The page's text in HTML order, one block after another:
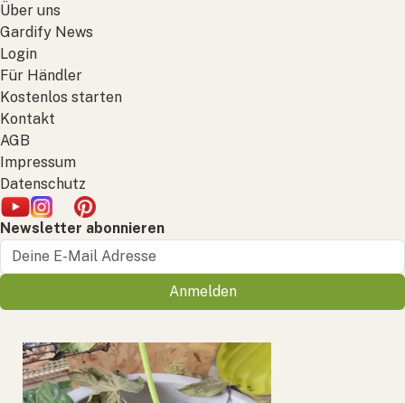
Über uns
Gardify News
Login
Für Händler
Kostenlos starten
Kontakt
AGB
Impressum
Datenschutz
Newsletter abonnieren
Anmelden